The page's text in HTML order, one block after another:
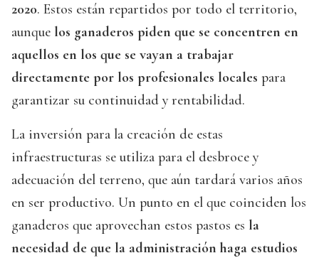
2020. Estos están repartidos por todo el territorio,
aunque los ganaderos piden que se concentren en
aquellos en los que se vayan a trabajar
directamente por los profesionales locales para
garantizar su continuidad y rentabilidad.
La inversión para la creación de estas
infraestructuras se utiliza para el desbroce y
adecuación del terreno, que aún tardará varios años
en ser productivo. Un punto en el que coinciden los
ganaderos que aprovechan estos pastos es la
necesidad de que la administración haga estudios